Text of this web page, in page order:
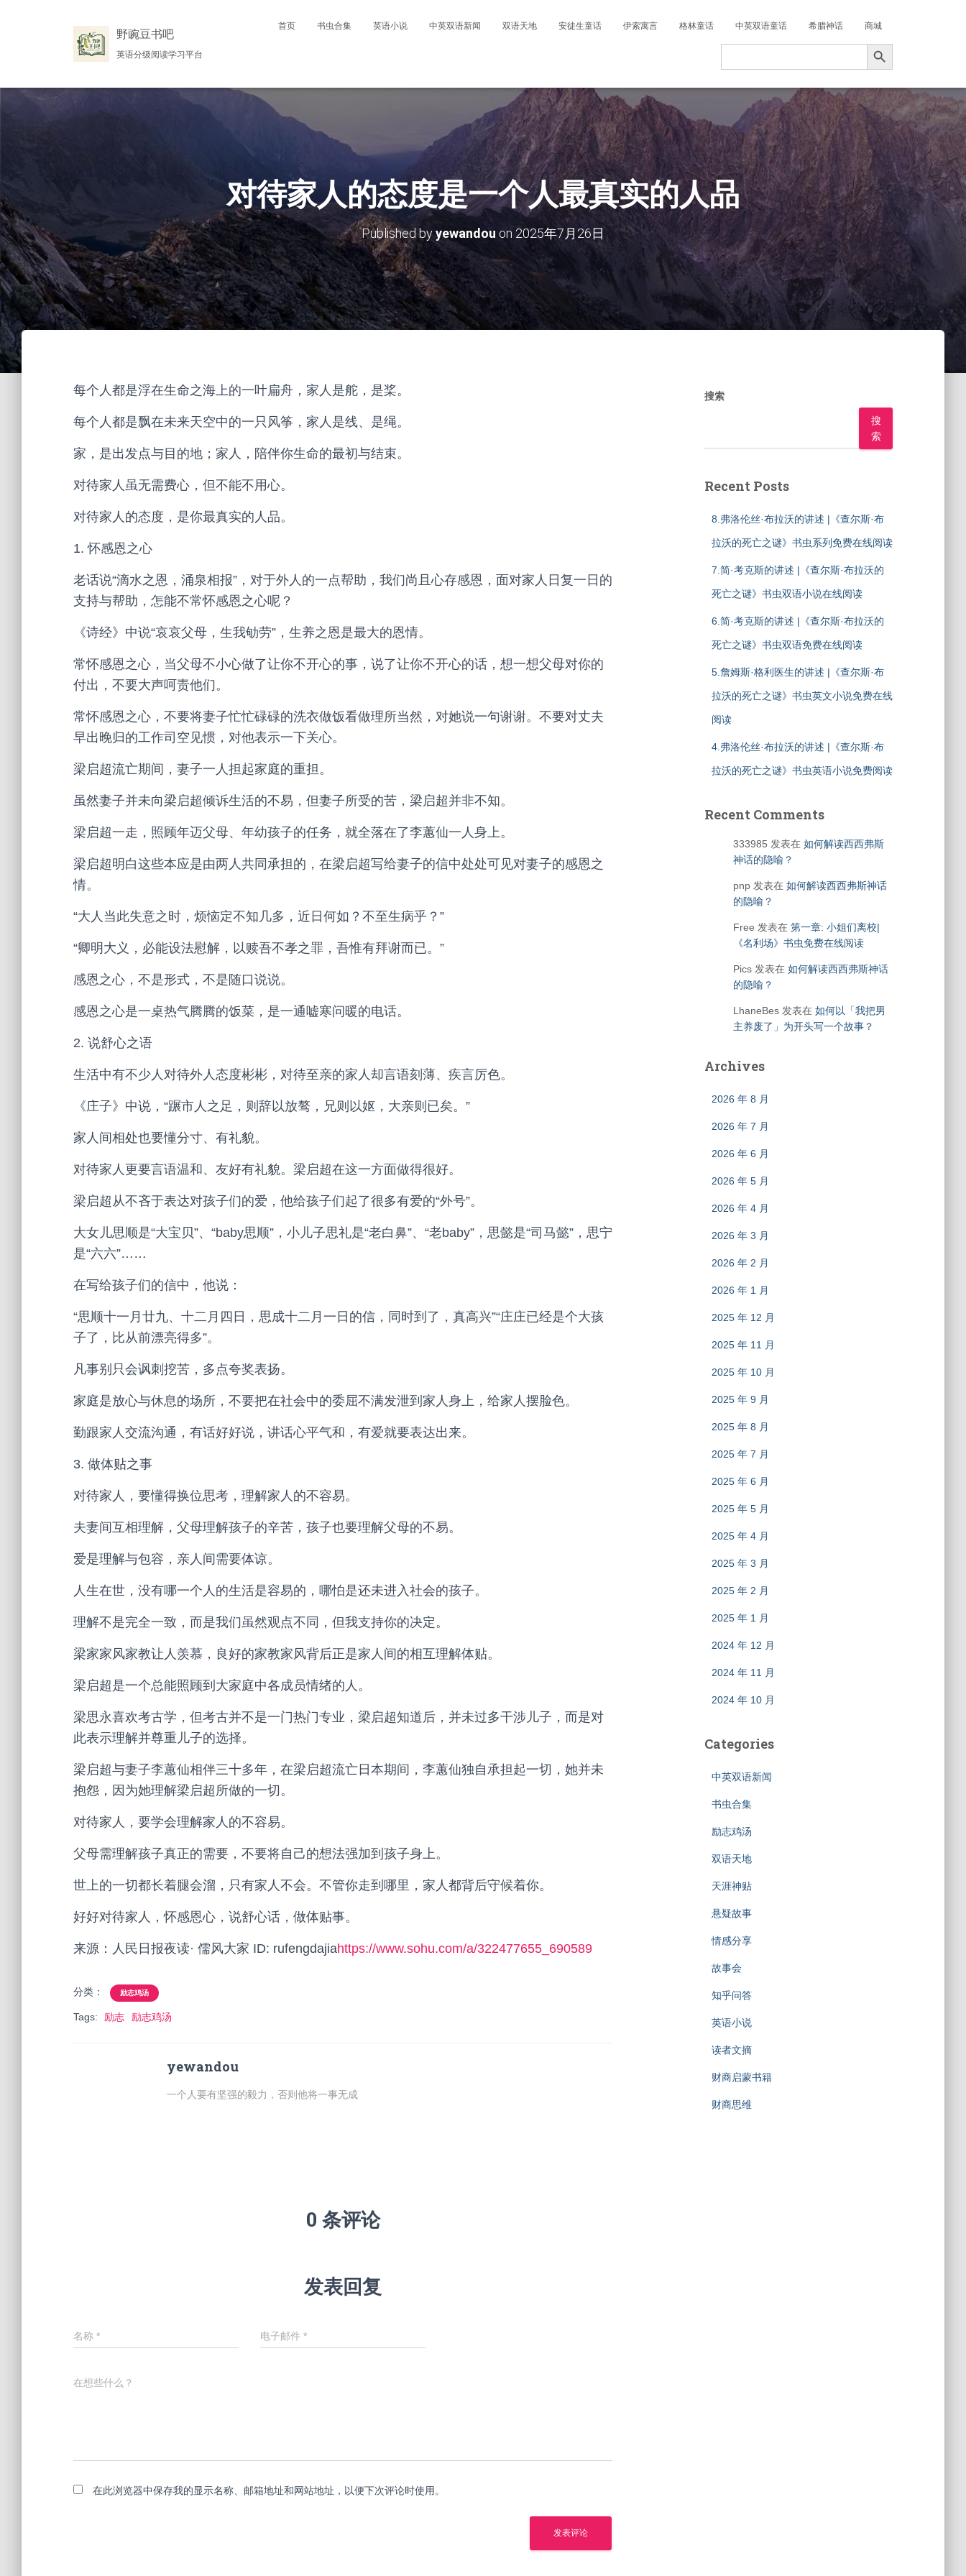
野豌豆书吧
英语分级阅读学习平台
首页 书虫合集 英语小说 中英双语新闻 双语天地 安徒生童话 伊索寓言 格林童话 中英双语童话 希腊神话 商城
Search
搜索按钮
对待家人的态度是一个人最真实的人品
Published byyewandou on 2025年7月26日
每个人都是浮在生命之海上的一叶扁舟，家人是舵，是桨。
每个人都是飘在未来天空中的一只风筝，家人是线、是绳。
家，是出发点与目的地；家人，陪伴你生命的最初与结束。
对待家人虽无需费心，但不能不用心。
对待家人的态度，是你最真实的人品。
1. 怀感恩之心
老话说“滴水之恩，涌泉相报”，对于外人的一点帮助，我们尚且心存感恩，面对家人日复一日的
支持与帮助，怎能不常怀感恩之心呢？
《诗经》中说“哀哀父母，生我劬劳”，生养之恩是最大的恩情。
常怀感恩之心，当父母不小心做了让你不开心的事，说了让你不开心的话，想一想父母对你的
付出，不要大声呵责他们。
常怀感恩之心，不要将妻子忙忙碌碌的洗衣做饭看做理所当然，对她说一句谢谢。不要对丈夫
早出晚归的工作司空见惯，对他表示一下关心。
梁启超流亡期间，妻子一人担起家庭的重担。
虽然妻子并未向梁启超倾诉生活的不易，但妻子所受的苦，梁启超并非不知。
梁启超一走，照顾年迈父母、年幼孩子的任务，就全落在了李蕙仙一人身上。
梁启超明白这些本应是由两人共同承担的，在梁启超写给妻子的信中处处可见对妻子的感恩之
情。
“大人当此失意之时，烦恼定不知几多，近日何如？不至生病乎？”
“卿明大义，必能设法慰解，以赎吾不孝之罪，吾惟有拜谢而已。”
感恩之心，不是形式，不是随口说说。
感恩之心是一桌热气腾腾的饭菜，是一通嘘寒问暖的电话。
2. 说舒心之语
生活中有不少人对待外人态度彬彬，对待至亲的家人却言语刻薄、疾言厉色。
《庄子》中说，“蹍市人之足，则辞以放骜，兄则以妪，大亲则已矣。”
家人间相处也要懂分寸、有礼貌。
对待家人更要言语温和、友好有礼貌。梁启超在这一方面做得很好。
梁启超从不吝于表达对孩子们的爱，他给孩子们起了很多有爱的“外号”。
大女儿思顺是“大宝贝”、“baby思顺”，小儿子思礼是“老白鼻”、“老baby”，思懿是“司马懿”，思宁
是“六六”……
在写给孩子们的信中，他说：
“思顺十一月廿九、十二月四日，思成十二月一日的信，同时到了，真高兴”“庄庄已经是个大孩
子了，比从前漂亮得多”。
凡事别只会讽刺挖苦，多点夸奖表扬。
家庭是放心与休息的场所，不要把在社会中的委屈不满发泄到家人身上，给家人摆脸色。
勤跟家人交流沟通，有话好好说，讲话心平气和，有爱就要表达出来。
3. 做体贴之事
对待家人，要懂得换位思考，理解家人的不容易。
夫妻间互相理解，父母理解孩子的辛苦，孩子也要理解父母的不易。
爱是理解与包容，亲人间需要体谅。
人生在世，没有哪一个人的生活是容易的，哪怕是还未进入社会的孩子。
理解不是完全一致，而是我们虽然观点不同，但我支持你的决定。
梁家家风家教让人羡慕，良好的家教家风背后正是家人间的相互理解体贴。
梁启超是一个总能照顾到大家庭中各成员情绪的人。
梁思永喜欢考古学，但考古并不是一门热门专业，梁启超知道后，并未过多干涉儿子，而是对
此表示理解并尊重儿子的选择。
梁启超与妻子李蕙仙相伴三十多年，在梁启超流亡日本期间，李蕙仙独自承担起一切，她并未
抱怨，因为她理解梁启超所做的一切。
对待家人，要学会理解家人的不容易。
父母需理解孩子真正的需要，不要将自己的想法强加到孩子身上。
世上的一切都长着腿会溜，只有家人不会。不管你走到哪里，家人都背后守候着你。
好好对待家人，怀感恩心，说舒心话，做体贴事。
来源：人民日报夜读· 儒风大家 ID: rufengdajiahttps://www.sohu.com/a/322477655_690589
分类： 励志鸡汤
Tags: 励志 励志鸡汤
yewandou
一个人要有坚强的毅力，否则他将一事无成
0 条评论
发表回复
名称 * 电子邮件 *
在想些什么？
在此浏览器中保存我的显示名称、邮箱地址和网站地址，以便下次评论时使用。
搜索
搜
索
Recent Posts
8.弗洛伦丝·布拉沃的讲述 |《查尔斯·布
拉沃的死亡之谜》书虫系列免费在线阅读
7.简·考克斯的讲述 |《查尔斯·布拉沃的
死亡之谜》书虫双语小说在线阅读
6.简·考克斯的讲述 |《查尔斯·布拉沃的
死亡之谜》书虫双语免费在线阅读
5.詹姆斯·格利医生的讲述 |《查尔斯·布
拉沃的死亡之谜》书虫英文小说免费在线
阅读
4.弗洛伦丝·布拉沃的讲述 |《查尔斯·布
拉沃的死亡之谜》书虫英语小说免费阅读
Recent Comments
333985 发表在 如何解读西西弗斯
神话的隐喻？
pnp发表在 如何解读西西弗斯神话
的隐喻？
Free 发表在 第一章: 小姐们离校|
《名利场》书虫免费在线阅读
Pics发表在 如何解读西西弗斯神话
的隐喻？
LhaneBes发表在 如何以「我把男
主养废了」为开头写一个故事？
Archives
2026 年 8 月
2026 年 7 月
2026 年 6 月
2026 年 5 月
2026 年 4 月
2026 年 3 月
2026 年 2 月
2026 年 1 月
2025 年 12 月
2025 年 11 月
2025 年 10 月
2025 年 9 月
2025 年 8 月
2025 年 7 月
2025 年 6 月
2025 年 5 月
2025 年 4 月
2025 年 3 月
2025 年 2 月
2025 年 1 月
2024 年 12 月
2024 年 11 月
2024 年 10 月
Categories
中英双语新闻
书虫合集
励志鸡汤
双语天地
天涯神贴
悬疑故事
情感分享
故事会
知乎问答
英语小说
读者文摘
财商启蒙书籍
财商思维